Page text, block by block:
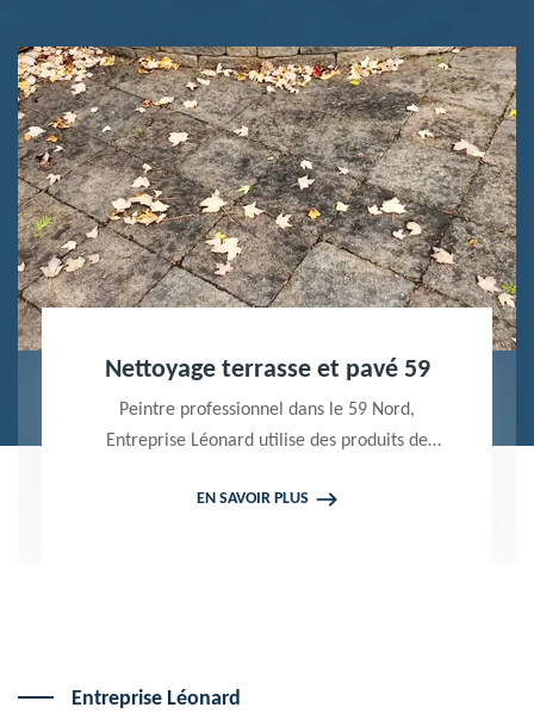
Nettoyage terrasse et pavé 59
Peintre professionnel dans le 59 Nord,
Entreprise Léonard utilise des produits de
pavé. Propose un devis gratuit qui ne vous
EN SAVOIR PLUS
Entreprise Léonard